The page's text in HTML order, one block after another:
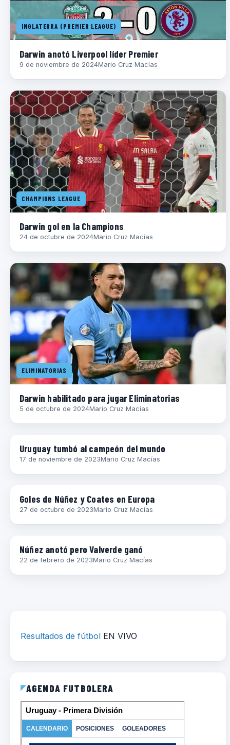
INGLATERRA (PREMIER LEAGUE)
Darwin anotó Liverpool líder Premier
9 de noviembre de 2024Mario Cruz Macías
CHAMPIONS LEAGUE
Darwin gol en la Champions
24 de octubre de 2024Mario Cruz Macías
ELIMINATORIAS
Darwin habilitado para jugar Eliminatorias
5 de octubre de 2024Mario Cruz Macías
Uruguay tumbó al campeón del mundo
17 de noviembre de 2023Mario Cruz Macías
Goles de Núñez y Coates en Europa
27 de octubre de 2023Mario Cruz Macías
Núñez anotó pero Valverde ganó
22 de febrero de 2023Mario Cruz Macías
Resultados de fútbol EN VIVO
AGENDA FUTBOLERA